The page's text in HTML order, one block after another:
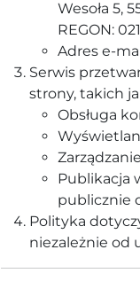
Wesoła 5,
REGON:
Adres e-
Serwis
strony, takich
Obsługa
Publikacja
publicznie
Polityka
niezależnie od